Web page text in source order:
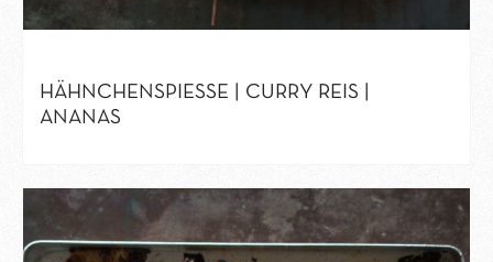
HÄHNCHENSPIESSE | CURRY REIS | A
NANAS